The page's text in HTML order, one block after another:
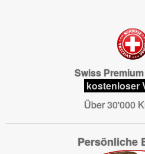
Swiss
kostenloser
Über 30'000
Persönliche